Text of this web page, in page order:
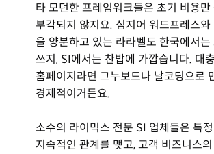
타 모던한 프레임워크들은 초기 비용만
부각되지 않지요. 심지어 워드프레스
을 양분하고 있는 라라벨도 한국에서
쓰지, SI에서는 찬밥에 가깝습니다. 대
홈페이지라면 그누보드나 날코딩으로
경제적이거든요.
소수의 라이믹스 전문 SI 업체들은 특
지속적인 관계를 맺고, 고객 비즈니스